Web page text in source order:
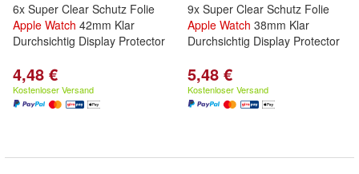
6x Super Clear Schutz Folie
Apple Watch 42mm Klar
Durchsichtig Display Protector
4,48 €
Kostenloser Versand
9x Super Clear Schutz Folie
Apple Watch 38mm Klar
Durchsichtig Display Protector
5,48 €
Kostenloser Versand